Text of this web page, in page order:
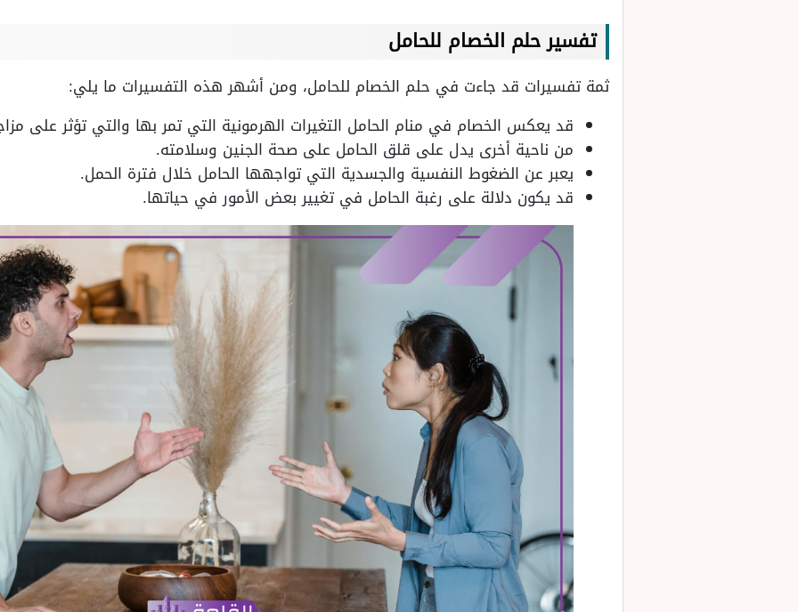
تفسير حلم الخصام للحامل
ثمة تفسيرات قد جاءت في حلم الخصام للحامل، ومن أشهر هذه التفسيرات ما يلي:
قد يعكس الخصام في منام الحامل التغيرات الهرمونية التي تمر بها والتي تؤثر على
من ناحية أخرى يدل على قلق الحامل على صحة الجنين وسلامته.
يعبر عن الضغوط النفسية والجسدية التي تواجهها الحامل خلال فترة الحمل.
قد يكون دلالة على رغبة الحامل في تغيير بعض الأمور في حياتها.